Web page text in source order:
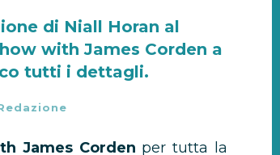
di Niall Horan al
with James Corden a
tutti i dettagli.
James Corden per tutta la